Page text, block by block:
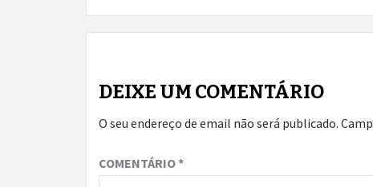
DEIXE UM COMENTÁRIO
O seu endereço de email não será publicado.
COMENTÁRIO*